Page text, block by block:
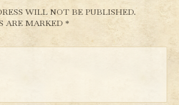
WILL NOT BE PUBLISHED.
ARE MARKED *